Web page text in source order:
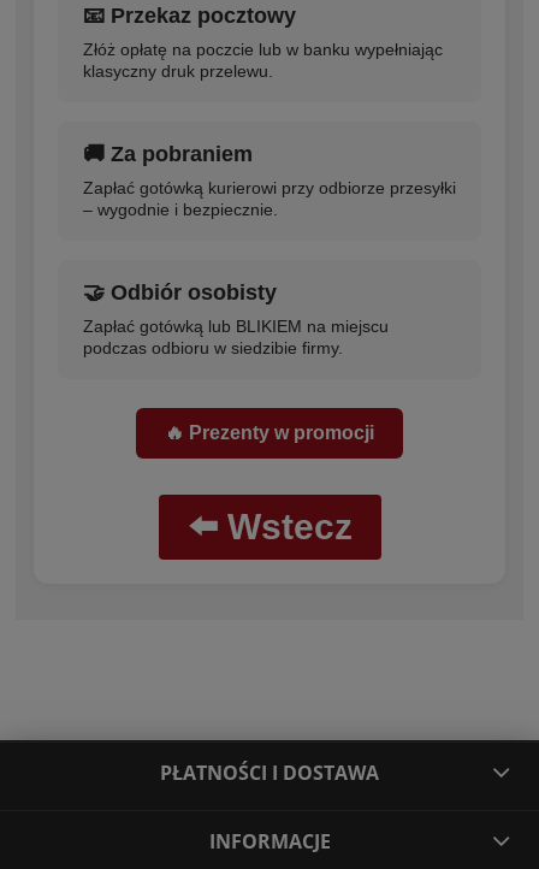
📧 Przekaz pocztowy
Złóż opłatę na poczcie lub w banku wypełniając
klasyczny druk przelewu.
🚚 Za pobraniem
Zapłać gotówką kurierowi przy odbiorze przesyłki
– wygodnie i bezpiecznie.
🤝 Odbiór osobisty
Zapłać gotówką lub BLIKIEM na miejscu
podczas odbioru w siedzibie firmy.
🔥 Prezenty w promocji
⬅️ Wstecz
PŁATNOŚCI I DOSTAWA
INFORMACJE